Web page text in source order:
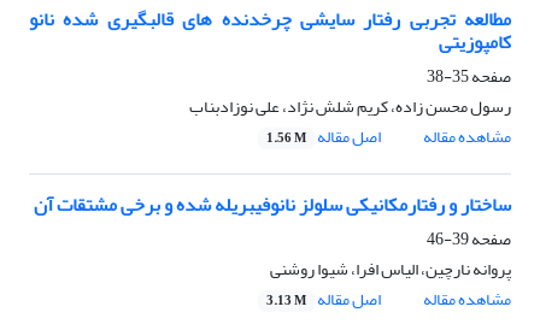
مطالعه تجربی رفتار سایشی چرخدنده های قالبگیری شده نانو
کامپوزیتی‎ ‎
صفحه35-38
رسول محسن زاده، کریم شلش نژاد، علی نوزادبناب
مشاهده مقاله
اصل مقاله 1.56 M
ساختار و رفتارمکانیکی سلولز نانوفیبریله شده و برخی مشتقات آن
صفحه39-46
پروانه نارچین، الیاس افرا، شیوا روشنی
مشاهده مقاله
اصل مقاله 3.13 M